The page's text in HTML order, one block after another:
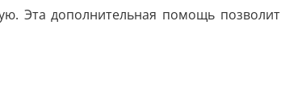
Эта дополнительная помощь